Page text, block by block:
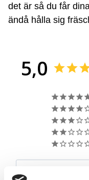
det är så du får
ändå hålla sig
5,0